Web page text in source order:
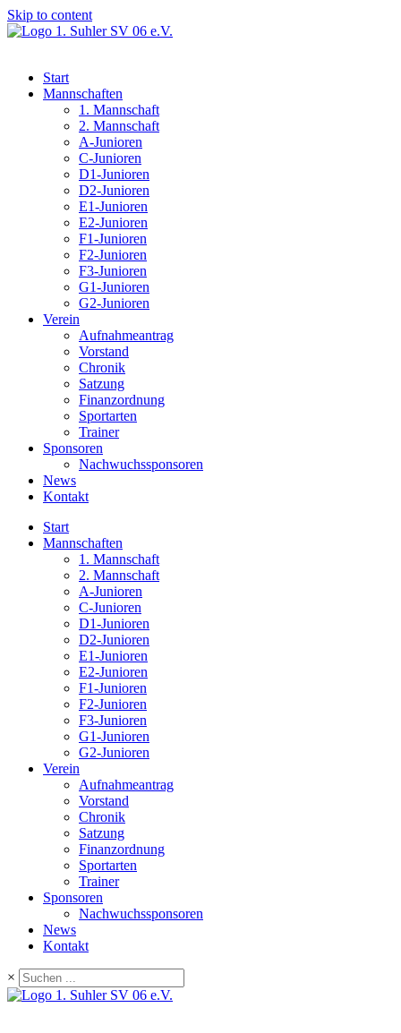
Skip to content
Start
Mannschaften
1. Mannschaft
2. Mannschaft
A-Junioren
C-Junioren
D1-Junioren
D2-Junioren
E1-Junioren
E2-Junioren
F1-Junioren
F2-Junioren
F3-Junioren
G1-Junioren
G2-Junioren
Verein
Aufnahmeantrag
Vorstand
Chronik
Satzung
Finanzordnung
Sportarten
Trainer
Sponsoren
Nachwuchssponsoren
News
Kontakt
Start
Mannschaften
1. Mannschaft
2. Mannschaft
A-Junioren
C-Junioren
D1-Junioren
D2-Junioren
E1-Junioren
E2-Junioren
F1-Junioren
F2-Junioren
F3-Junioren
G1-Junioren
G2-Junioren
Verein
Aufnahmeantrag
Vorstand
Chronik
Satzung
Finanzordnung
Sportarten
Trainer
Sponsoren
Nachwuchssponsoren
News
Kontakt
×